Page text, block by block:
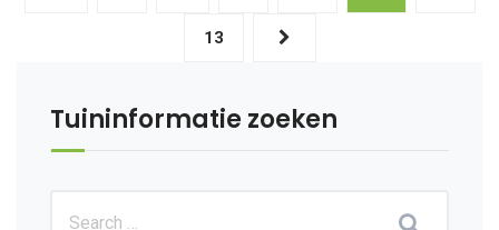
13
Tuininformatie zoeken